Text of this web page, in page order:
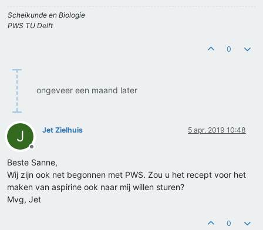
Scheikunde en Biologie
PWS TU Delft
0
ongeveer een maand later
J
Offline
Jet Zielhuis 5 apr. 2019 10:48
Beste Sanne,
Wij zijn ook net begonnen met PWS. Zou u het recept voor het
maken van aspirine ook naar mij willen sturen?
Mvg, Jet
0